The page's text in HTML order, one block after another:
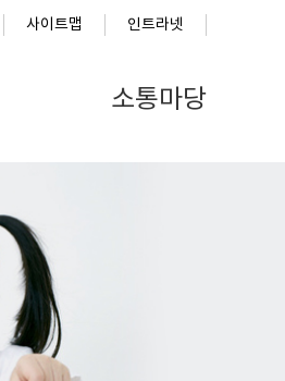
사이트맵 인트라넷
소통마당